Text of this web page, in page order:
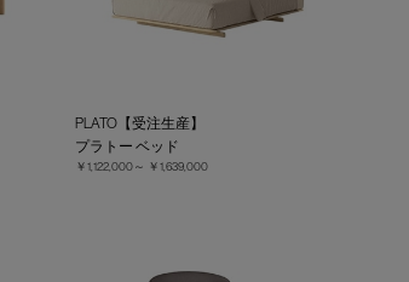
PLATO【受注生産】
プラトー ベッド
￥1,122,000～ ￥1,639,000